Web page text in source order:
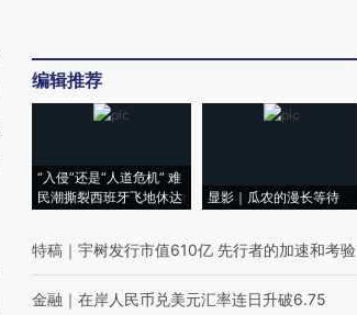
编辑推荐
“入侵”还是“人道危机” 难
民潮撕裂西班牙飞地休达
显影｜瓜农的漫长等待
特稿 ｜ 宇树发行市值610亿 先行者的加速和考验
金融 ｜ 在岸人民币兑美元汇率连日升破6.75